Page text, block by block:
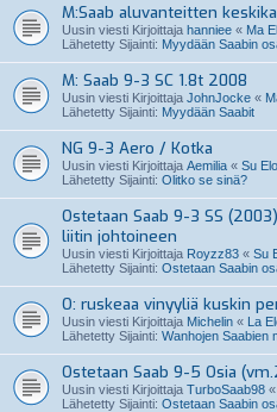
M:Saab aluvanteitten
Uusin viesti Kirjoittaja hanniee « Ma
Lähetetty Sijainti: Myydään Saabin
M: Saab 9-3 SC 1.8t 2008
Uusin viesti Kirjoittaja JohnJocke «
Lähetetty Sijainti: Myydään Saabit
NG 9-3 Aero / Kotka
Uusin viesti Kirjoittaja Aemilia « Su
Lähetetty Sijainti: Olitko se sinä?
Ostetaan Saab 9-3 SS
liitin johtoineen
Uusin viesti Kirjoittaja Royzz83 « Su
Lähetetty Sijainti: Ostetaan Saabin
O: ruskeaa vinyyliä kuskin
Uusin viesti Kirjoittaja Michelin « La
Lähetetty Sijainti: Wanhojen Saabien
Ostetaan Saab 9-5 Osia
Uusin viesti Kirjoittaja TurboSaab98 «
Lähetetty Sijainti: Ostetaan Saabin